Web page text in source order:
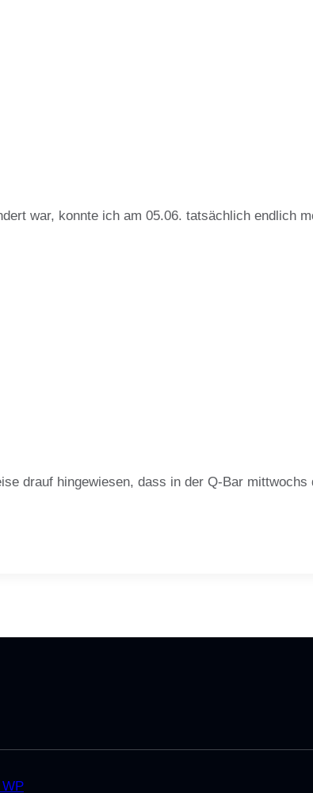
war, konnte ich am 05.06. tatsächlich endlich
drauf hingewiesen, dass in der Q-Bar
WP